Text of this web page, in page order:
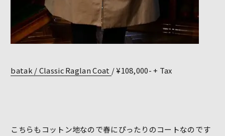
batak / Classic Raglan Coat / ¥108,000- + Tax
こちらもコットン地なので春にぴったりのコートなのです